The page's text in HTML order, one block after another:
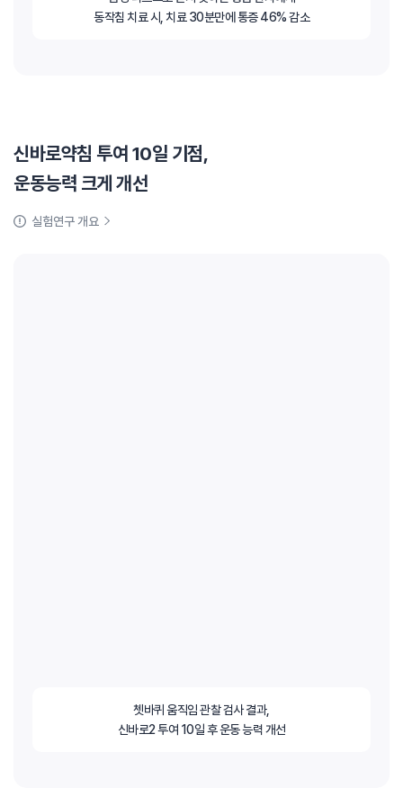
동작침 치료 시, 치료 30분만에 통증 46% 감소
신바로약침 투여 10일 기점,
운동능력 크게 개선
실험연구 개요
쳇바퀴 움직임 관찰 검사 결과,
신바로2 투여 10일 후 운동 능력 개선